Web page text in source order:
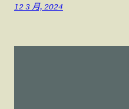
12 3 月, 2024